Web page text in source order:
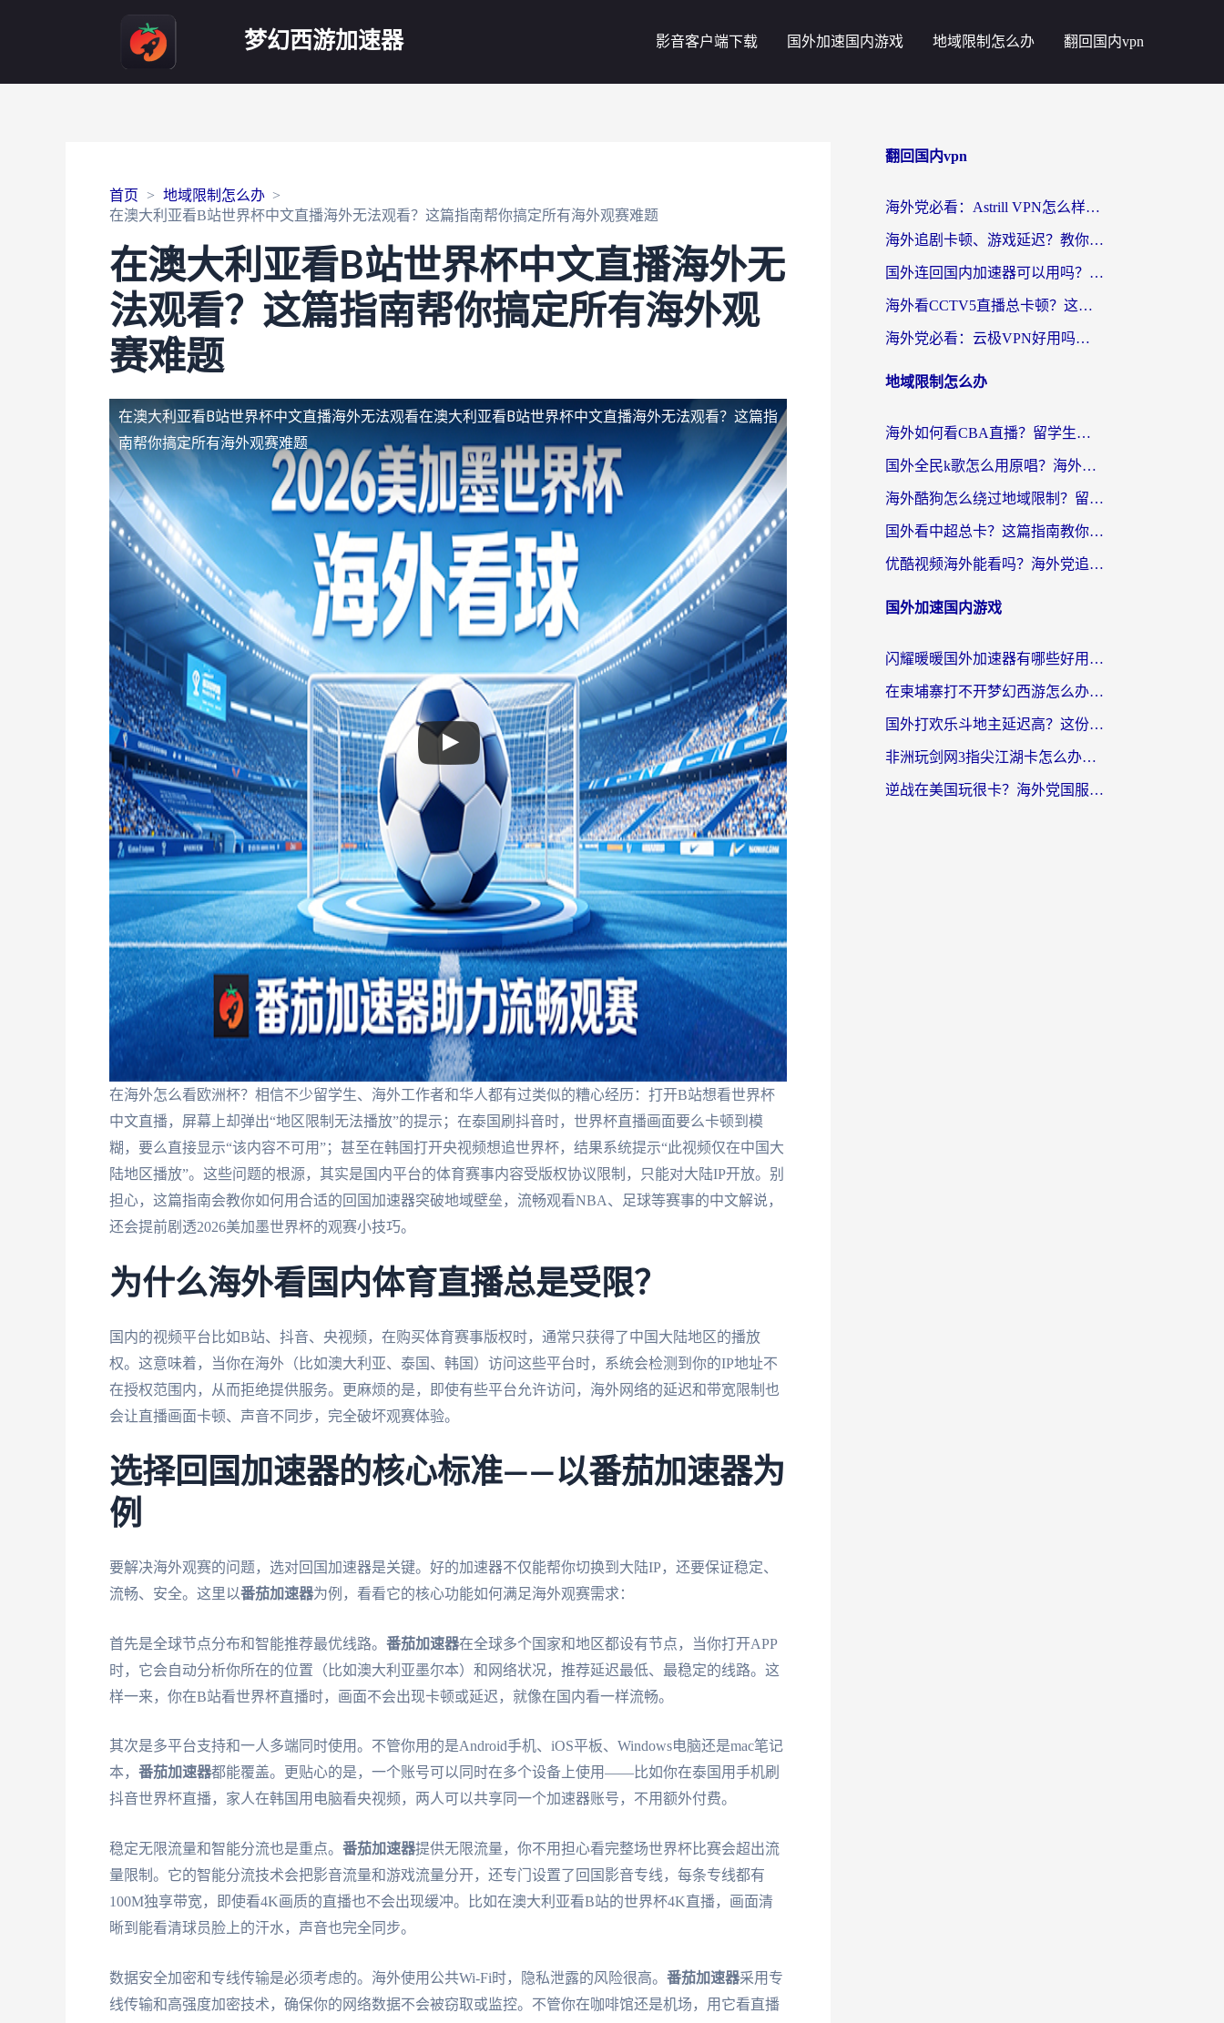
梦幻西游加速器 影音客户端下载 国外加速国内游戏 地域限制怎么办 翻回国内vpn
首页
地域限制怎么办
在澳大利亚看B站世界杯中文直播海外无法观看？这篇指南帮你搞定所有海外观赛难题
在澳大利亚看B站世界杯中文直播海外无
法观看？这篇指南帮你搞定所有海外观
赛难题
在澳大利亚看B站世界杯中文直播海外无法观看在澳大利亚看B站世界杯中文直播海外无法观看？这篇指
南帮你搞定所有海外观赛难题
在海外怎么看欧洲杯？相信不少留学生、海外工作者和华人都有过类似的糟心经历：打开B站想看世界杯
中文直播，屏幕上却弹出“地区限制无法播放”的提示；在泰国刷抖音时，世界杯直播画面要么卡顿到模
糊，要么直接显示“该内容不可用”；甚至在韩国打开央视频想追世界杯，结果系统提示“此视频仅在中国大
陆地区播放”。这些问题的根源，其实是国内平台的体育赛事内容受版权协议限制，只能对大陆IP开放。别
担心，这篇指南会教你如何用合适的回国加速器突破地域壁垒，流畅观看NBA、足球等赛事的中文解说，
还会提前剧透2026美加墨世界杯的观赛小技巧。
为什么海外看国内体育直播总是受限？
国内的视频平台比如B站、抖音、央视频，在购买体育赛事版权时，通常只获得了中国大陆地区的播放
权。这意味着，当你在海外（比如澳大利亚、泰国、韩国）访问这些平台时，系统会检测到你的IP地址不
在授权范围内，从而拒绝提供服务。更麻烦的是，即使有些平台允许访问，海外网络的延迟和带宽限制也
会让直播画面卡顿、声音不同步，完全破坏观赛体验。
选择回国加速器的核心标准——以番茄加速器为
例
要解决海外观赛的问题，选对回国加速器是关键。好的加速器不仅能帮你切换到大陆IP，还要保证稳定、
流畅、安全。这里以番茄加速器为例，看看它的核心功能如何满足海外观赛需求：
首先是全球节点分布和智能推荐最优线路。 番茄加速器在全球多个国家和地区都设有节点，当你打开APP
时，它会自动分析你所在的位置（比如澳大利亚墨尔本）和网络状况，推荐延迟最低、最稳定的线路。这
样一来，你在B站看世界杯直播时，画面不会出现卡顿或延迟，就像在国内看一样流畅。
其次是多平台支持和一人多端同时使用。不管你用的是Android手机、iOS平板、Windows电脑还是mac笔记
本， 番茄加速器都能覆盖。更贴心的是，一个账号可以同时在多个设备上使用——比如你在泰国用手机刷
抖音世界杯直播，家人在韩国用电脑看央视频，两人可以共享同一个加速器账号，不用额外付费。
稳定无限流量和智能分流也是重点。 番茄加速器提供无限流量，你不用担心看完整场世界杯比赛会超出流
量限制。它的智能分流技术会把影音流量和游戏流量分开，还专门设置了回国影音专线，每条专线都有
100M独享带宽，即使看4K画质的直播也不会出现缓冲。比如在澳大利亚看B站的世界杯4K直播，画面清
晰到能看清球员脸上的汗水，声音也完全同步。
数据安全加密和专线传输是必须考虑的。海外使用公共Wi-Fi时，隐私泄露的风险很高。 番茄加速器采用专
线传输和高强度加密技术，确保你的网络数据不会被窃取或监控。不管你在咖啡馆还是机场，用它看直播
翻回国内vpn
海外党必看：Astrill VPN怎么样？3步选对回国加速器实现无缝刷剧玩游戏
海外追剧卡顿、游戏延迟？教你选回国加速器，附免费加速器试用一小时福利
国外连回国内加速器可以用吗？海外党亲测实用指南，解决追剧游戏卡顿难题
海外看CCTV5直播总卡顿？这篇指南教你选对回国加速器，无缝刷国内资源
海外党必看：云极VPN好用吗？和uuVPN对比哪个回国效果更好？附真实体验+避坑指南
地域限制怎么办
海外如何看CBA直播？留学生和华人必看的无卡顿观赛指南
国外全民k歌怎么用原唱？海外党亲测有效的回国加速解决方案
海外酷狗怎么绕过地域限制？留学生亲测有效的回国加速器选择指南
国外看中超总卡？这篇指南教你在海外流畅看体育赛事+中文解说（附避坑技巧）
优酷视频海外能看吗？海外党追剧看电影的终极解决方案来了
国外加速国内游戏
闪耀暖暖国外加速器有哪些好用？海外党亲测的国服游戏加速终极指南
在柬埔寨打不开梦幻西游怎么办？海外玩家国服游戏加速终极指南
国外打欢乐斗地主延迟高？这份海外玩家国服游戏加速指南帮你解决卡顿烦恼
非洲玩剑网3指尖江湖卡怎么办？这份实测有效的国服游戏加速指南请收好
逆战在美国玩很卡？海外党国服游戏加速终极指南（附DNF宝可梦加速技巧）